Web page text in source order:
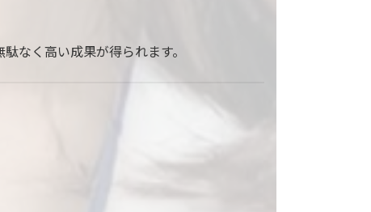
なく高い成果が得られます。